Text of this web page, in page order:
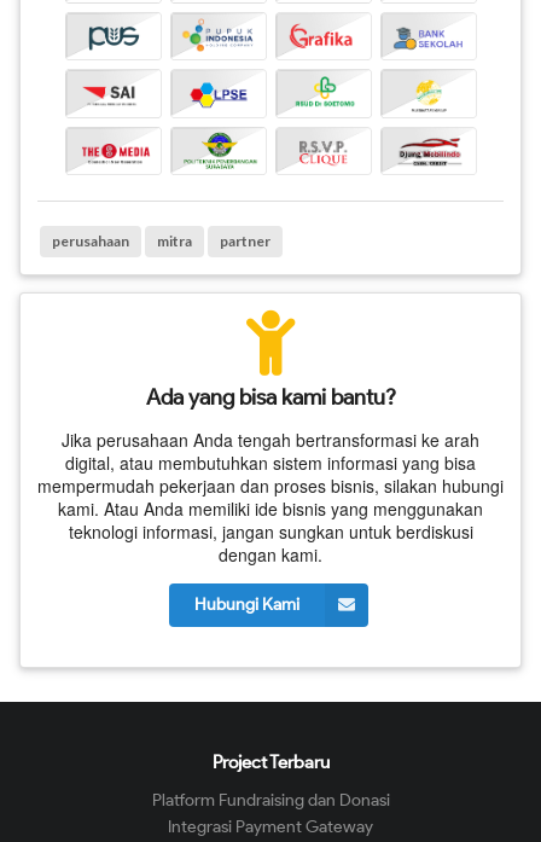
perusahaan mitra partner
Ada yang bisa kami bantu?
Jika perusahaan Anda tengah bertransformasi ke arah
digital, atau membutuhkan sistem informasi yang bisa
mempermudah pekerjaan dan proses bisnis, silakan hubungi
kami. Atau Anda memiliki ide bisnis yang menggunakan
teknologi informasi, jangan sungkan untuk berdiskusi
dengan kami.
Hubungi Kami
Project Terbaru
Platform Fundraising dan Donasi
Integrasi Payment Gateway